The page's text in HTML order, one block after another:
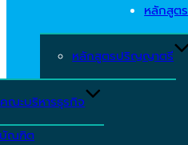
หลักสูตร
หลักสูตรปริญญาตรี
คณะบริหารธุรกิจ
ณฑิต